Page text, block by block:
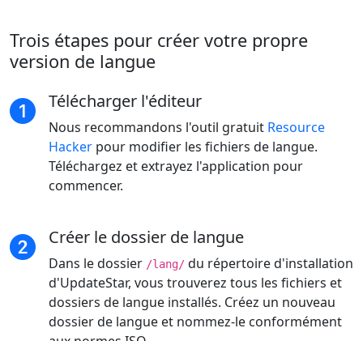
Trois étapes pour créer votre propre
version de langue
Télécharger l'éditeur
Nous recommandons l'outil gratuit Resource
Hacker pour modifier les fichiers de langue.
Téléchargez et extrayez l'application pour
commencer.
Créer le dossier de langue
Dans le dossier /lang/ du répertoire d'installation
d'UpdateStar, vous trouverez tous les fichiers et
dossiers de langue installés. Créez un nouveau
dossier de langue et nommez-le conformément